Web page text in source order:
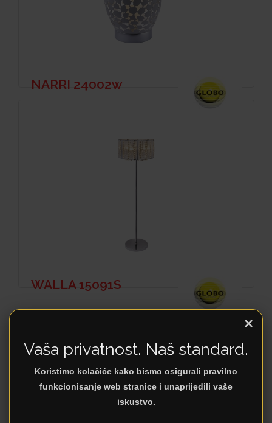
NARRI 24002w
WALLA 15091S
×
Vaša privatnost. Naš standard.
Koristimo kolačiće kako bismo osigurali pravilno
funkcionisanje web stranice i unaprijedili vaše
iskustvo.